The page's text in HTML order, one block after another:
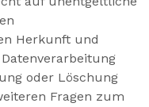
Herkunft und
oder Löschung
Fragen zum